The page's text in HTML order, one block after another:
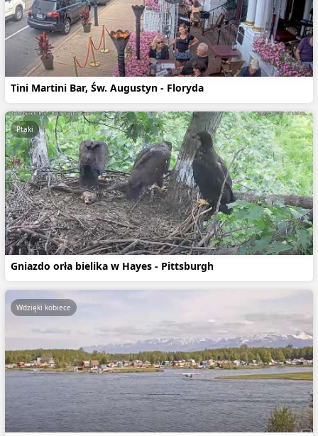
Tini Martini Bar, Św. Augustyn - Floryda
Gniazdo orła bielika w Hayes - Pittsburgh
Ptaki
Wdzięki kobiece